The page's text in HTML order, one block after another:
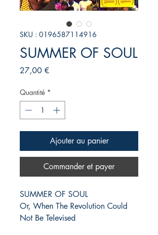
SKU : 0196587114916
SUMMER OF SOUL
27,00 €Prix
Quantité *
Ajouter au panier
Commander et payer
SUMMER OF SOUL
Or, When The Revolution Could
Not Be Televised